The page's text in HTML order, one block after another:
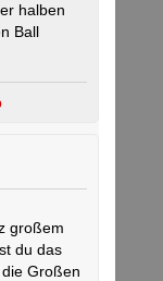
halben
Ball
großem
du das
Großen